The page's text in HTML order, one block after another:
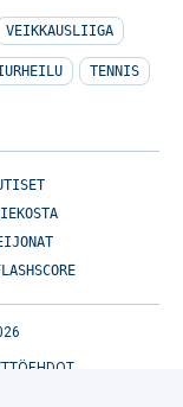
VEIKKAUSLIIGA
TENNIS